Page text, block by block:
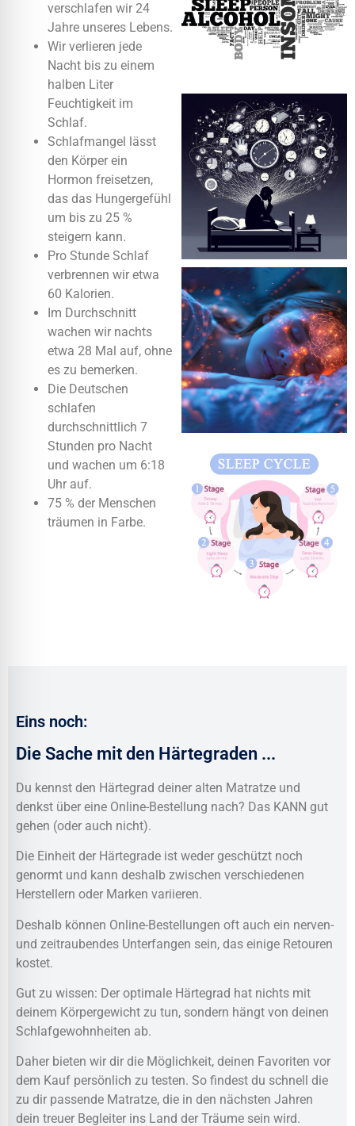
verschlafen wir 24
Jahre unseres Lebens.
Wir verlieren jede
Nacht bis zu einem
halben Liter
Feuchtigkeit im
Schlaf.
Schlafmangel lässt
den Körper ein
Hormon freisetzen,
das das Hungergefühl
um bis zu 25 %
steigern kann.
Pro Stunde Schlaf
verbrennen wir etwa
60 Kalorien.
Im Durchschnitt
wachen wir nachts
etwa 28 Mal auf, ohne
es zu bemerken.
Die Deutschen
schlafen
durchschnittlich 7
Stunden pro Nacht
und wachen um 6:18
Uhr auf.
75 % der Menschen
träumen in Farbe.
Eins noch:
Die Sache mit den Härtegraden ...
Du kennst den Härtegrad deiner alten Matratze und
denkst über eine Online-Bestellung nach? Das KANN gut
gehen (oder auch nicht).
Die Einheit der Härtegrade ist weder geschützt noch
genormt und kann deshalb zwischen verschiedenen
Herstellern oder Marken variieren.
Deshalb können Online-Bestellungen oft auch ein nerven-
und zeitraubendes Unterfangen sein, das einige Retouren
kostet.
Gut zu wissen: Der optimale Härtegrad hat nichts mit
deinem Körpergewicht zu tun, sondern hängt von deinen
Schlafgewohnheiten ab.
Daher bieten wir dir die Möglichkeit, deinen Favoriten vor
dem Kauf persönlich zu testen. So findest du schnell die
zu dir passende Matratze, die in den nächsten Jahren
dein treuer Begleiter ins Land der Träume sein wird.